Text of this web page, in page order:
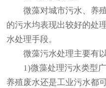
微藻对城市污水、养殖
的污水均表现出较好的处
水处理手段。
微藻污水处理主要有以
1)微藻处理污水类型广
养殖废水还是工业污水都